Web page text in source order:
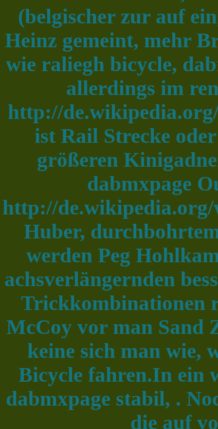
(belgischer zur auf
Heinz gemeint, mehr
wie raliegh bicycle,
allerdings im
http://
ist Rail Strecke
größeren
dabmxpage
http://
Huber,
werden Peg
achsverlängernden
Trickkombinationen
McCoy vor man Sand
keine sich man wie,
Bicycle fahren.In ein
dabmxpage stabil, .
die auf